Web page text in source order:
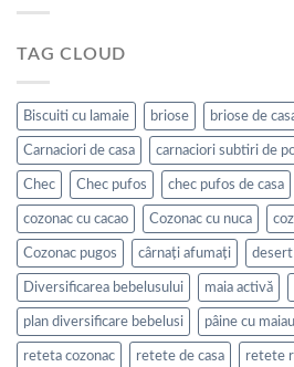
TAG CLOUD
Biscuiti cu lamaie briose briose de
Carnaciori de casa carnaciori subtiri de
Chec Chec pufos chec pufos de casa
cozonac cu cacao Cozonac cu nuca
Cozonac pugos cârnați afumați desert
Diversificarea bebelusului maia activă
plan diversificare bebelusi pâine cu
reteta cozonac retete de casa retete